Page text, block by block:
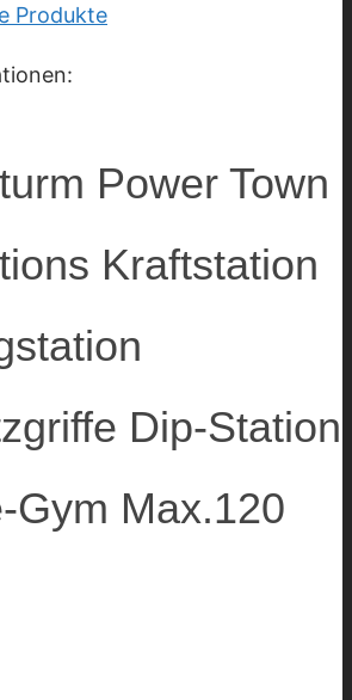
Produkte
Power Town
Kraftstation
Dip-Station
Gym Max.120